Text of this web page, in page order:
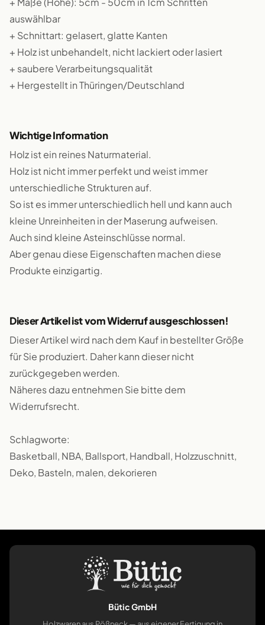
auswählbar
+ Schnittart: gelasert, glatte Kanten
+ Holz ist unbehandelt, nicht lackiert oder lasiert
+ saubere Verarbeitungsqualität
+ Hergestellt in Thüringen/Deutschland
Wichtige Information
Holz ist ein reines Naturmaterial.
Holz ist nicht immer perfekt und weist immer
unterschiedliche Strukturen auf.
So ist es immer unterschiedlich hell und kann auch
kleine Unreinheiten in der Maserung aufweisen.
Auch sind kleine Asteinschlüsse normal.
Aber genau diese Eigenschaften machen diese
Produkte einzigartig.
Dieser Artikel ist vom Widerruf ausgeschlossen!
Dieser Artikel wird nach dem Kauf in bestellter Größe
für Sie produziert. Daher kann dieser nicht
zurückgegeben werden.
Näheres dazu entnehmen Sie bitte dem
Widerrufsrecht.
Schlagworte:
Basketball, NBA, Ballsport, Handball, Holzzuschnitt,
Deko, Basteln, malen, dekorieren
Bütic GmbH